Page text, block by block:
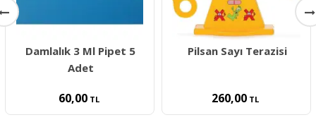
Damlalık 3 Ml Pipet 5
Adet
60,00TL
Pilsan Sayı Terazisi
260,00 TL